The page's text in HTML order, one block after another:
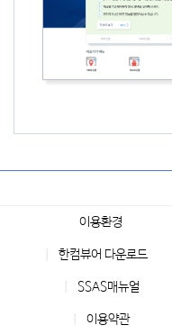
이용환경
한컴뷰어 다운로드
SSAS매뉴얼
이용약관